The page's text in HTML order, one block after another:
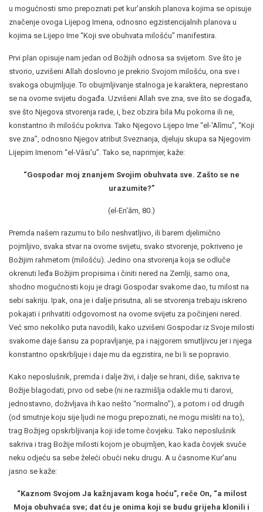
u mogućnosti smo prepoznati pet kur'anskih planova kojima se opisuje
značenje ovoga Lijepog Imena, odnosno egzistencijalnih planova u
kojima se Lijepo Ime “Koji sve obuhvata milošću” manifestira.
Prvi plan opisuje nam jedan od Božijih odnosa sa svijetom. Sve što je
stvorio, uzvišeni Allah doslovno je prekrio Svojom milošću, ona sve i
svakoga obujmljuje. To obujmljivanje stalnoga je karaktera, neprestano
se na ovome svijetu događa. Uzvišeni Allah sve zna, sve što se događa,
sve što Njegova stvorenja rade, i, bez obzira bila Mu pokorna ili ne,
konstantno ih milošću pokriva. Tako Njegovo Lijepo Ime “el-'Alîmu”, “Koji
sve zna”, odnosno Njegov atribut Sveznanja, djeluju skupa sa Njegovim
Lijepim Imenom “el-Vâsi'u”. Tako se, naprimjer, kaže:
“Gospodar moj znanjem Svojim obuhvata sve. Zašto se ne
urazumite?”
(el-En'ām, 80.)
Premda našem razumu to bilo neshvatljivo, ili barem djelimično
pojmljivo, svaka stvar na ovome svijetu, svako stvorenje, pokriveno je
Božijim rahmetom (milošću). Jedino ona stvorenja koja se odluče
okrenuti leđa Božijim propisima i činiti nered na Zemlji, samo ona,
shodno mogućnosti koju je dragi Gospodar svakome dao, tu milost na
sebi sakriju. Ipak, ona je i dalje prisutna, ali se stvorenja trebaju iskreno
pokajati i prihvatiti odgovornost na ovome svijetu za počinjeni nered.
Već smo nekoliko puta navodili, kako uzvišeni Gospodar iz Svoje milosti
svakome daje šansu za popravljanje, pa i najgorem smutljivcu jer i njega
konstantno opskrbljuje i daje mu da egzistira, ne bi li se popravio.
Kako neposlušnik, premda i dalje živi, i dalje se hrani, diše, sakriva te
Božije blagodati, prvo od sebe (ni ne razmišlja odakle mu ti darovi,
jednostavno, doživljava ih kao nešto “normalno”), a potom i od drugih
(od smutnje koju sije ljudi ne mogu prepoznati, ne mogu misliti na to),
trag Božijeg opskrbljivanja koji ide tome čovjeku. Tako neposlušnik
sakriva i trag Božije milosti kojom je obujmljen, kao kada čovjek svuče
neku odjeću sa sebe želeći obući neku drugu. A u časnome Kur'anu
jasno se kaže:
“Kaznom Svojom Ja kažnjavam koga hoću”, reče On, “a milost
Moja obuhvaća sve; dat ću je onima koji se budu grijeha klonili i